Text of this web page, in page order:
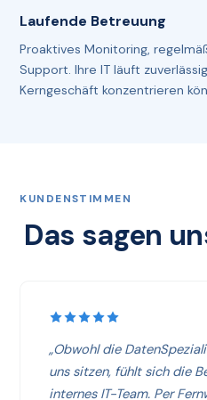
Laufende Betreuung
Proaktives Monitoring,
Support. Ihre IT läuft
Kerngeschäft konzentrieren
KUNDENSTIMMEN
Das sagen
„Obwohl die
uns sitzen, fühlt sich die
internes IT-Team. Per